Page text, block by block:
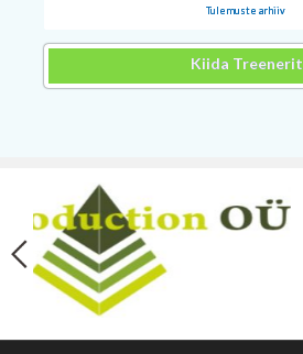
Tulemuste arhiiv
Kiida Treenerit